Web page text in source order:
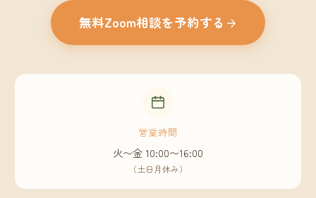
無料Zoom相談を予約する
営業時間
火〜金 10:00〜16:00
（土日月休み）